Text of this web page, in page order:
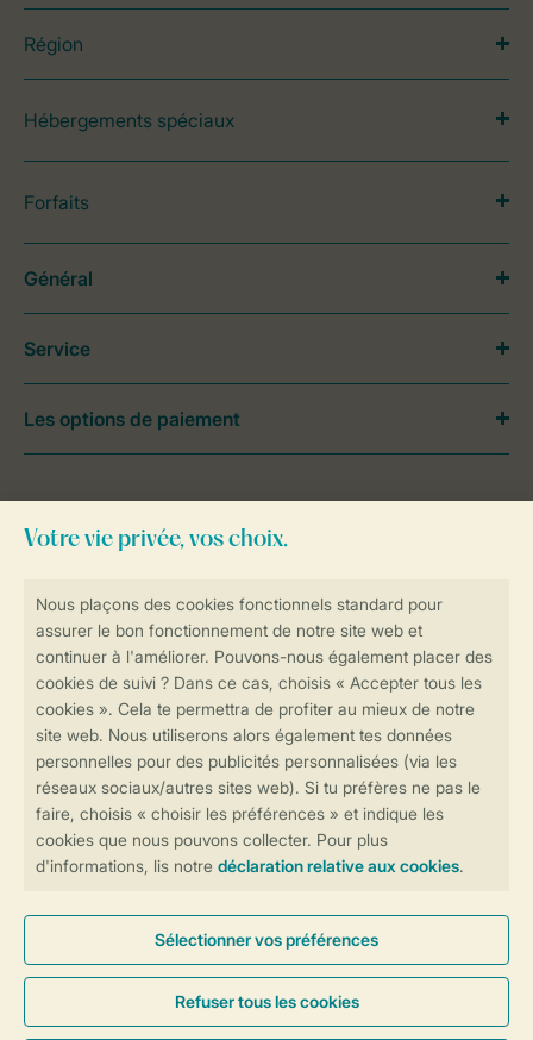
Plus d’infos et préférences
Réservations en ligne rapides et sécurisées
Transmission sécurisée des données
Paiement sécurisé
Région
Hébergements spéciaux
Forfaits
contactez notreContact Center.
Général
Service
Les options de paiement